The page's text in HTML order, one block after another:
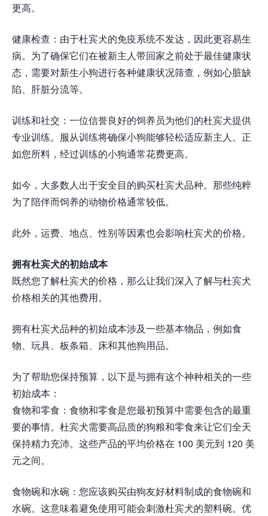
更高。
健康检查：由于杜宾犬的免疫系统不发达，因此更容易生
病。为了确保它们在被新主人带回家之前处于最佳健康状
态，需要对新生小狗进行各种健康状况筛查，例如心脏缺
陷、肝脏分流等。
训练和社交：一位信誉良好的饲养员为他们的杜宾犬提供
专业训练。服从训练将确保小狗能够轻松适应新主人。正
如您所料，经过训练的小狗通常花费更高。
如今，大多数人出于安全目的购买杜宾犬品种。那些纯粹
为了陪伴而饲养的动物价格通常较低。
此外，运费、地点、性别等因素也会影响杜宾犬的价格。
拥有杜宾犬的初始成本
既然您了解杜宾犬的价格，那么让我们深入了解与杜宾犬
价格相关的其他费用。
拥有杜宾犬品种的初始成本涉及一些基本物品，例如食
物、玩具、板条箱、床和其他狗用品。
为了帮助您保持预算，以下是与拥有这个神种相关的一些
初始成本：
食物和零食：食物和零食是您最初预算中需要包含的最重
要的事情。杜宾犬需要高品质的狗粮和零食来让它们全天
保持精力充沛。这些产品的平均价格在 100 美元到 120 美
元之间。
食物碗和水碗：您应该购买由狗友好材料制成的食物碗和
水碗。这意味着避免使用可能会刺激杜宾犬的塑料碗。优